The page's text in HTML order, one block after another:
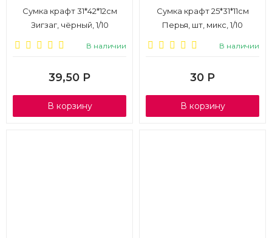
Сумка крафт 31*42*12см
Зигзаг, чёрный, 1/10
В наличии
39,50 Р
В корзину
Сумка крафт 25*31*11см
Перья, шт, микс, 1/10
В наличии
30 Р
В корзину